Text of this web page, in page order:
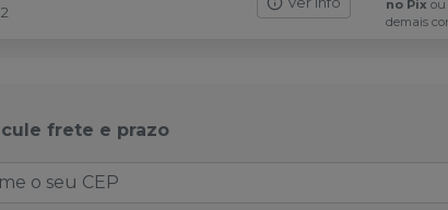
no Pix ou
demais
frete e prazo